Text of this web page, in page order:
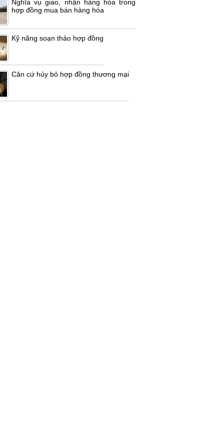
Nghĩa vụ giao, nhận hàng hóa trong
hợp đồng mua bán hàng hóa
Kỹ năng soạn thảo hợp đồng
Căn cứ hủy bỏ hợp đồng thương mại